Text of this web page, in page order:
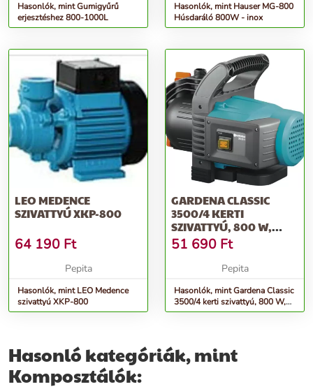
Hasonlók, mint Gumigyűrű
erjesztéshez 800-1000L
Hasonlók, mint Hauser MG-800
Húsdaráló 800W - inox
LEO MEDENCE
SZIVATTYÚ XKP-800
64 190 Ft
Pepita
Hasonlók, mint LEO Medence
szivattyú XKP-800
GARDENA CLASSIC
3500/4 KERTI
SZIVATTYÚ, 800 W,
3600 L/H, 4.1 BAR
51 690 Ft
Pepita
Hasonlók, mint Gardena Classic
3500/4 kerti szivattyú, 800 W,
3600 l/h, 4.1 Bar
Hasonló kategóriák, mint
Komposztálók: